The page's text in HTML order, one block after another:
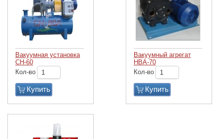
Вакуумная установка
СН-60
Кол-во
Купить
Вакуумный агрегат
НВА-70
Кол-во
Купить